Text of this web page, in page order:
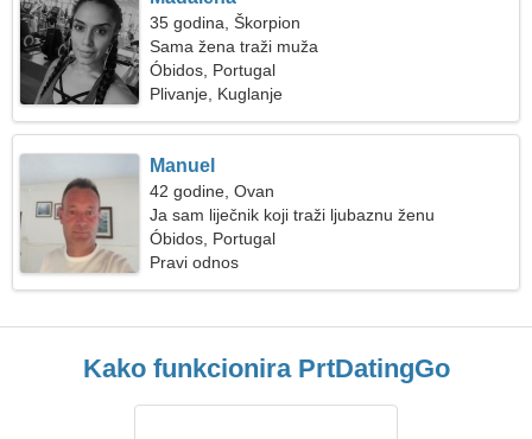
35 godina, Škorpion
Sama žena traži muža
Óbidos, Portugal
Plivanje, Kuglanje
Manuel
42 godine, Ovan
Ja sam liječnik koji traži ljubaznu ženu
Óbidos, Portugal
Pravi odnos
Kako funkcionira PrtDatingGo